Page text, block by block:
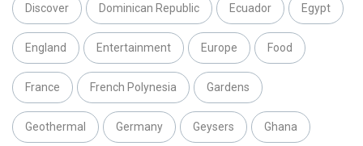
Discover Dominican Republic Ecuador Egypt
England Entertainment Europe Food
France French Polynesia Gardens
Geothermal Germany Geysers Ghana